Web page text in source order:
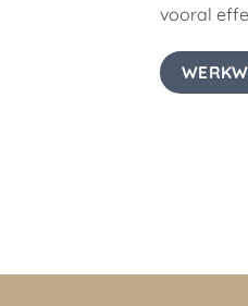
vooral